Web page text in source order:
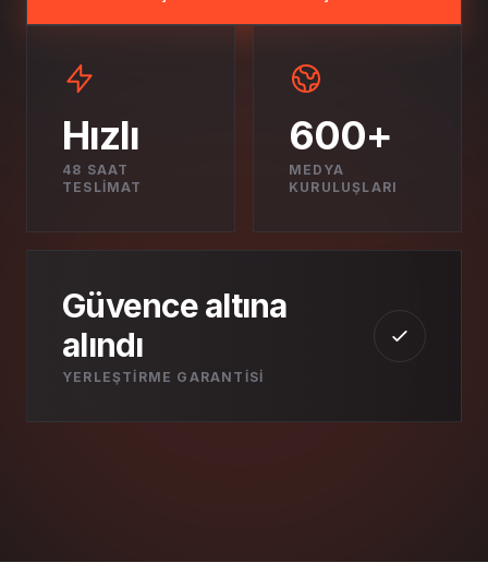
Hızlı
48 SAAT
TESLIMAT
600+
MEDYA
KURULUŞLARI
Güvence altına
alındı
YERLEŞTIRME GARANTISI